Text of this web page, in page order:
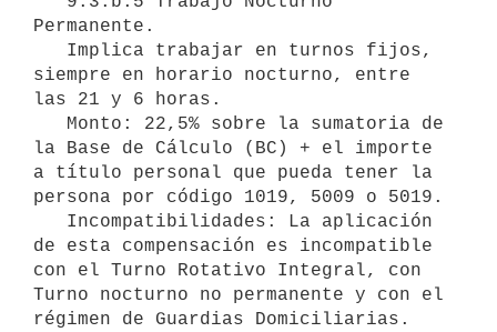
Permanente.
siempre en horario nocturno, entre
las 21 y 6 horas.
la Base de Cálculo (BC) + el importe
a título personal que pueda tener la
persona por código 1019, 5009 o 5019.
de esta compensación es incompatible
con el Turno Rotativo Integral, con
Turno nocturno no permanente y con el
régimen de Guardias Domiciliarias.